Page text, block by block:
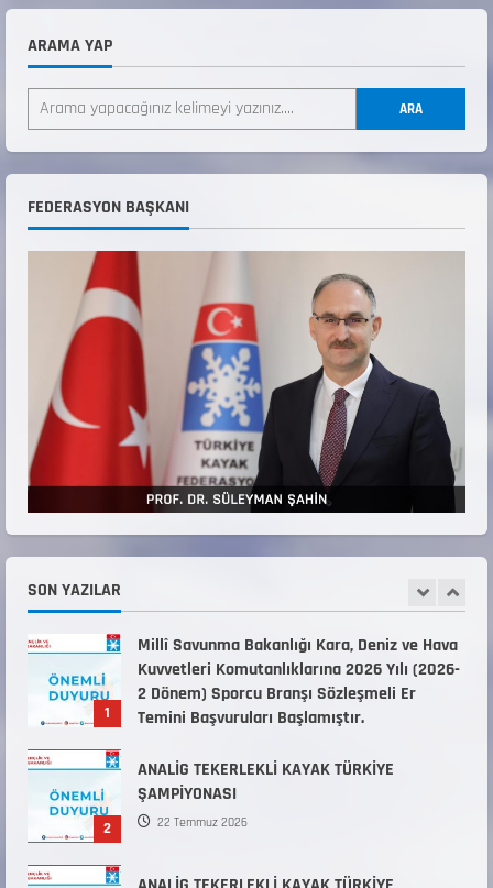
ARAMA YAP
ARA
FEDERASYON BAŞKANI
SON YAZILAR
2
ANALİG TEKERLEKLİ KAYAK TÜRKİYE
ŞAMPİYONASI
22 Temmuz 2026
ANALİG TEKERLEKLİ KAYAK TÜRKİYE
Teknik Kurul ve Alt Kurul Üyelerimiz
Belirlendi
18 Temmuz 2026
KAYAKLI KOŞU VE BİATHLON 3.KADEME
ANTRENÖRLÜK KURSU DUYURUSU
12 Temmuz 2026
Millî Savunma Bakanlığı Kara, Deniz ve Hava
31 Temmuz 2026
ANALİG TEKERLEKLİ KAYAK TÜRKİYE
ŞAMPİYONASI
22 Temmuz 2026
ANALİG TEKERLEKLİ KAYAK TÜRKİYE
ŞAMPİYONASI GÖREVLİ LİSTESİ